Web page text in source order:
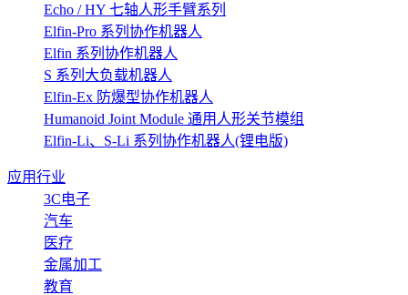
Echo / HY 七轴人形手臂系列
Elfin-Pro 系列协作机器人
Elfin 系列协作机器人
S 系列大负载机器人
Elfin-Ex 防爆型协作机器人
Humanoid Joint Module 通用人形关节模组
Elfin-Li、S-Li 系列协作机器人(锂电版)
应用行业
3C电子
汽车
医疗
金属加工
教育